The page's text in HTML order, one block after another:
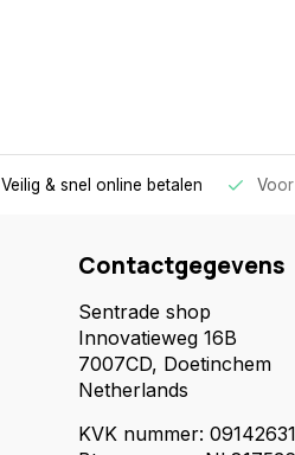
Veilig & snel online betalen
Contactgegevens
Sentrade shop
Innovatieweg 16B
7007CD, Doetinchem
Netherlands
KVK nummer: 09142631